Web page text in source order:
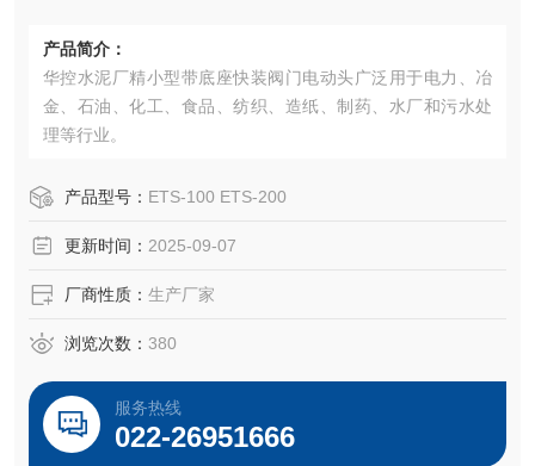
产品简介：
华控水泥厂精小型带底座快装阀门电动头广泛用于电力、冶
金、石油、化工、食品、纺织、造纸、制药、水厂和污水处
理等行业。
产品型号： ETS-100 ETS-200
更新时间： 2025-09-07
厂商性质： 生产厂家
浏览次数： 380
服务热线
022-26951666